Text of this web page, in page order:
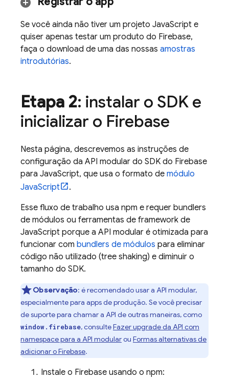
Se você ainda não tiver um projeto JavaScript e
quiser apenas testar um produto do Firebase,
faça o download de uma das nossas amostras
introdutórias.
Etapa 2: instalar o SDK e
inicializar o Firebase
Nesta página, descrevemos as instruções de
configuração da API modular do SDK do Firebase
para JavaScript, que usa o formato de módulo
JavaScript
.
Esse fluxo de trabalho usa npm e requer bundlers
de módulos ou ferramentas de framework de
JavaScript porque a API modular é otimizada para
funcionar com bundlers de módulos para eliminar
código não utilizado (tree shaking) e diminuir o
tamanho do SDK.
Observação: é recomendado usar a API modular,
especialmente para apps de produção. Se você precisar
de suporte para chamar a API de outras maneiras, como
window.firebase, consulteFazer upgrade da API com
namespace para a API modularou Formas alternativas de
adicionar o Firebase.
Instale o Firebase usando o npm: